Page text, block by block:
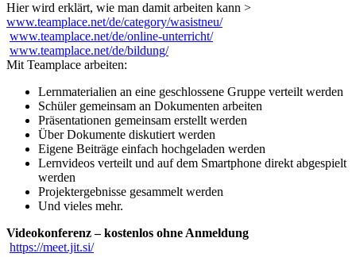
Hier wird erklärt, wie man damit arbeiten kann >
www.teamplace.net/de/category/wasistneu/
www.teamplace.net/de/online-unterricht/
www.teamplace.net/de/bildung/
Mit Teamplace arbeiten:
Lernmaterialien an eine geschlossene Gruppe verteilt werden
Schüler gemeinsam an Dokumenten arbeiten
Präsentationen gemeinsam erstellt werden
Über Dokumente diskutiert werden
Eigene Beiträge einfach hochgeladen werden
Lernvideos verteilt und auf dem Smartphone direkt abgespielt
werden
Projektergebnisse gesammelt werden
Und vieles mehr.
Videokonferenz – kostenlos ohne Anmeldung
https://meet.jit.si/